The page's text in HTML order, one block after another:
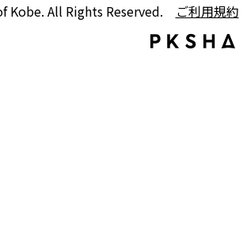
Kobe. All Rights Reserved. ご利用規約